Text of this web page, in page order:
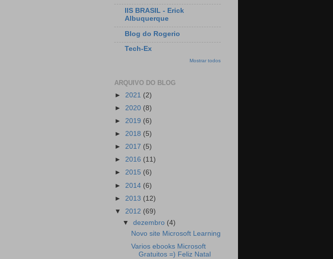
IIS BRASIL - Erick
Albuquerque
Blog do Rogerio
Tech-Ex
Mostrar todos
ARQUIVO DO BLOG
► 2021 (2)
► 2020 (8)
► 2019 (6)
► 2018 (5)
► 2017 (5)
► 2016 (11)
► 2015 (6)
► 2014 (6)
► 2013 (12)
▼ 2012 (69)
▼dezembro (4)
Novo site Microsoft Learning
Varios ebooks Microsoft
Gratuitos =) Feliz Natal